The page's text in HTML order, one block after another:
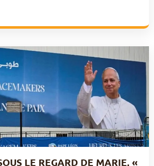
LE REGARD DE MARIE, «